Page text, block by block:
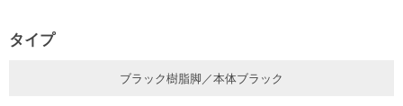
タイプ
ブラック樹脂脚／本体ブラック